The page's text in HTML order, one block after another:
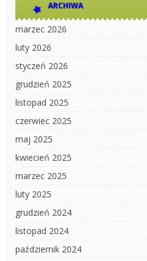
ARCHIWA
marzec 2026
luty 2026
styczeń 2026
grudzień 2025
listopad 2025
czerwiec 2025
maj 2025
kwiecień 2025
marzec 2025
luty 2025
grudzień 2024
listopad 2024
październik 2024